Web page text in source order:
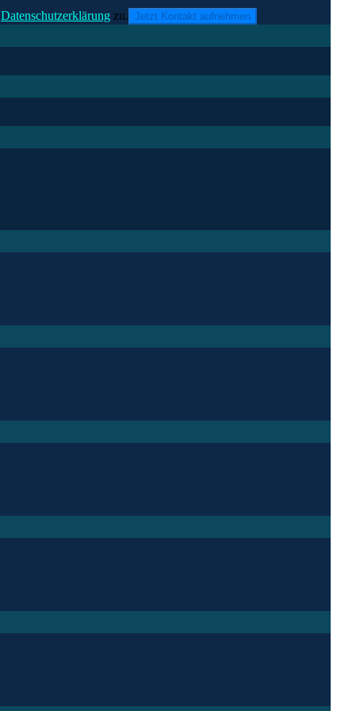
Datenschutzerklärung zu. Jetzt Kontakt aufnehmen